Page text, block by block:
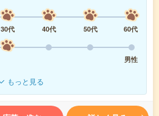
30代 40代 50代
60代
男性
もっと見る